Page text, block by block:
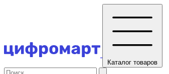
Каталог товаров